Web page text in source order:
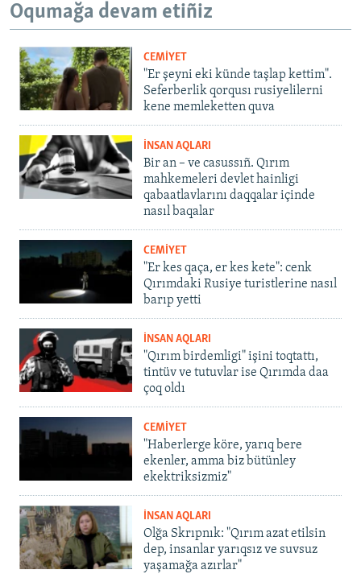
Oqumağa devam etiñiz
CEMİYET
"Er şeyni eki künde taşlap kettim".
Seferberlik qorqusı rusiyelilerni
kene memleketten quva
İNSAN AQLARI
Bir an – ve casussıñ. Qırım
mahkemeleri devlet hainligi
qabaatlavlarını daqqalar içinde
nasıl baqalar
CEMİYET
"Er kes qaça, er kes kete": cenk
Qırımdaki Rusiye turistlerine nasıl
barıp yetti
İNSAN AQLARI
"Qırım birdemligi" işini toqtattı,
tintüv ve tutuvlar ise Qırımda daa
çoq oldı
CEMİYET
"Haberlerge köre, yarıq bere
ekenler, amma biz bütünley
ekektriksizmiz"
İNSAN AQLARI
Olğa Skrıpnık: "Qırım azat etilsin
dep, insanlar yarıqsız ve suvsuz
yaşamağa azırlar"